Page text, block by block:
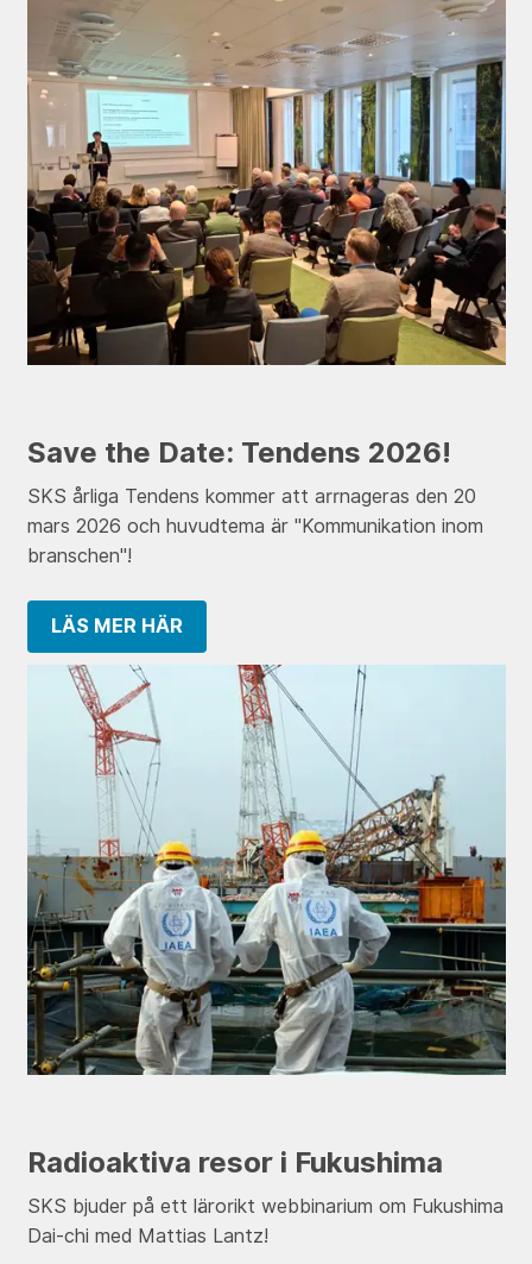
Save the Date: Tendens 2026!
SKS årliga Tendens kommer att arrnageras den 20
mars 2026 och huvudtema är "Kommunikation inom
branschen"!
LÄS MER HÄR
Radioaktiva resor i Fukushima
SKS bjuder på ett lärorikt webbinarium om Fukushima
Dai-chi med Mattias Lantz!